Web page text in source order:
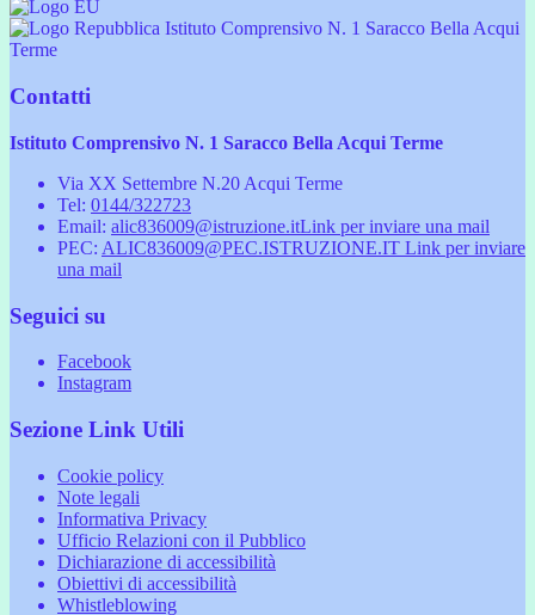
Istituto Comprensivo N. 1 Saracco Bella Acqui
Terme
Contatti
Istituto Comprensivo N. 1 Saracco Bella Acqui Terme
Via XX Settembre N.20 Acqui Terme
Tel: 0144/322723
Email: alic836009@istruzione.itLink per inviare una mail
PEC: ALIC836009@PEC.ISTRUZIONE.IT Link per inviare
una mail
Seguici su
Facebook
Instagram
Sezione Link Utili
Cookie policy
Note legali
Informativa Privacy
Ufficio Relazioni con il Pubblico
Dichiarazione di accessibilità
Obiettivi di accessibilità
Whistleblowing